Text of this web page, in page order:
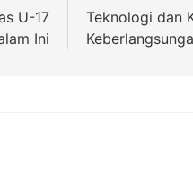
U-17
Ini
Teknologi dan